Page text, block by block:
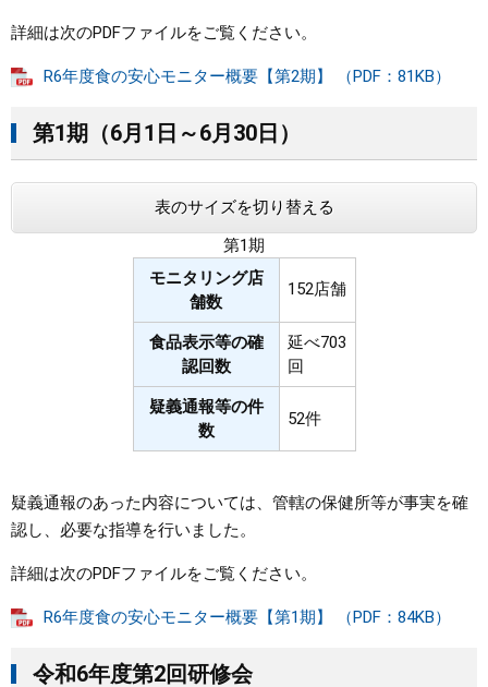
詳細は次のPDFファイルをご覧ください。
R6年度食の安心モニター概要【第2期】 （PDF：81KB）
第1期（6月1日～6月30日）
表のサイズを切り替える
第1期
モニタリング店
舗数
152店舗
食品表示等の確
認回数
延べ703
回
疑義通報等の件
数
52件
疑義通報のあった内容については、管轄の保健所等が事実を確
認し、必要な指導を行いました。
詳細は次のPDFファイルをご覧ください。
R6年度食の安心モニター概要【第1期】 （PDF：84KB）
令和6年度第2回研修会